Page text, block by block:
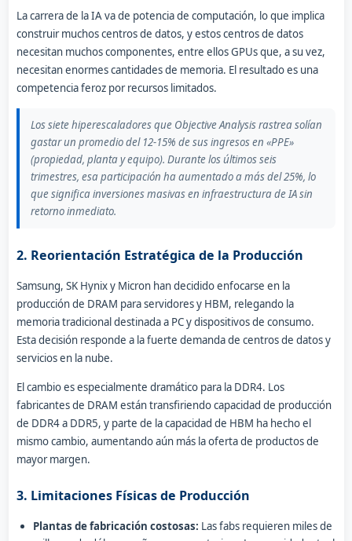
La carrera de la IA va de potencia de computación, lo que implica
construir muchos centros de datos, y estos centros de datos
necesitan muchos componentes, entre ellos GPUs que, a su vez,
necesitan enormes cantidades de memoria. El resultado es una
competencia feroz por recursos limitados.
Los siete hiperescaladores que Objective Analysis rastrea solían
gastar un promedio del 12-15% de sus ingresos en «PPE»
(propiedad, planta y equipo). Durante los últimos seis
trimestres, esa participación ha aumentado a más del 25%, lo
que significa inversiones masivas en infraestructura de IA sin
retorno inmediato.
2. Reorientación Estratégica de la Producción
Samsung, SK Hynix y Micron han decidido enfocarse en la
producción de DRAM para servidores y HBM, relegando la
memoria tradicional destinada a PC y dispositivos de consumo.
Esta decisión responde a la fuerte demanda de centros de datos y
servicios en la nube.
El cambio es especialmente dramático para la DDR4. Los
fabricantes de DRAM están transfiriendo capacidad de producción
de DDR4 a DDR5, y parte de la capacidad de HBM ha hecho el
mismo cambio, aumentando aún más la oferta de productos de
mayor margen.
3. Limitaciones Físicas de Producción
Plantas de fabricación costosas: Las fabs requieren miles de